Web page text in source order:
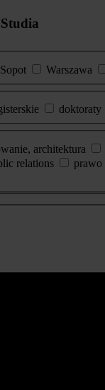
Sopot Warszawa
doktoraty
architektura
relations prawo